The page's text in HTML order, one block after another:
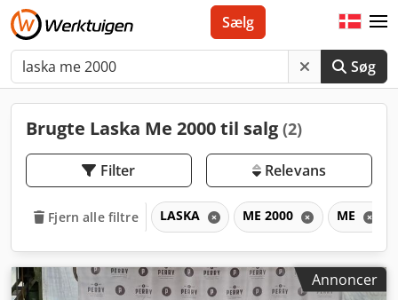
Søg
Sælg
Brugte Laska Me 2000 til salg (2)
Filter Relevans
Fjern alle filtre LASKA ME 2000 ME
Annoncer